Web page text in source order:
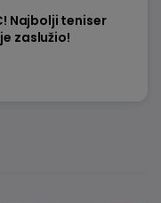
Najbolji teniser
zaslužio!